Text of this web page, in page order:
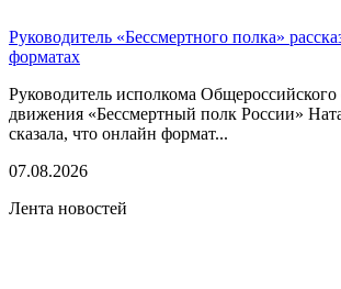
Руководитель «Бессмертного полка»
форматах
Руководитель исполкома
движения «Бессмертный полк России»
сказала, что онлайн формат...
07.08.2026
Лента новостей